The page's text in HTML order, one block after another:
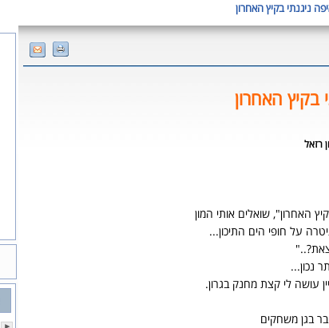
ניגנתי בקיץ האחרון
בקיץ האחרון
רזאל
האחרון", שואלים אותי המון
על חופי הים התיכון...
נכון...
עושה לי קצת מחנק בגרון.
בגן משחקים